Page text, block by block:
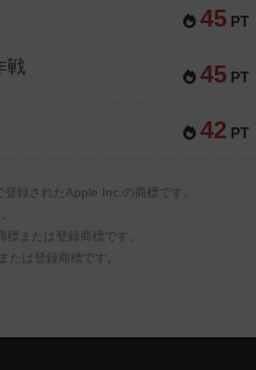
45 PT
45 PT
戦
42 PT
録されたApple Inc.の商標です。
または登録商標です。
は登録商標です。